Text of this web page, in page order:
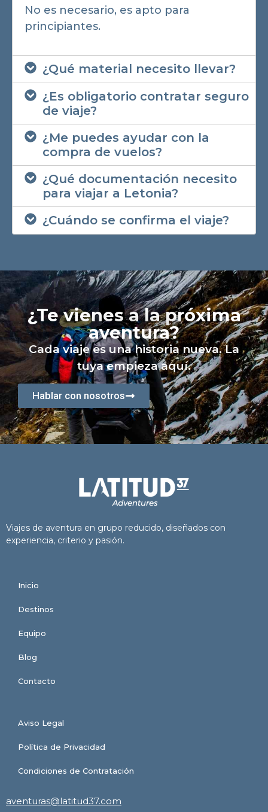
No es necesario, es apto para
principiantes.
¿Qué material necesito llevar?
¿Es obligatorio contratar seguro
de viaje?
¿Me puedes ayudar con la
compra de vuelos?
¿Qué documentación necesito
para viajar a Letonia?
¿Cuándo se confirma el viaje?
¿Te vienes a la próxima
aventura?
Cada viaje es una historia nueva. La
tuya empieza aquí.
Hablar con nosotros
Viajes de aventura en grupo reducido, diseñados con
experiencia, criterio y pasión.
Inicio
Destinos
Equipo
Blog
Contacto
Aviso Legal
Política de Privacidad
Condiciones de Contratación
aventuras@latitud37.com